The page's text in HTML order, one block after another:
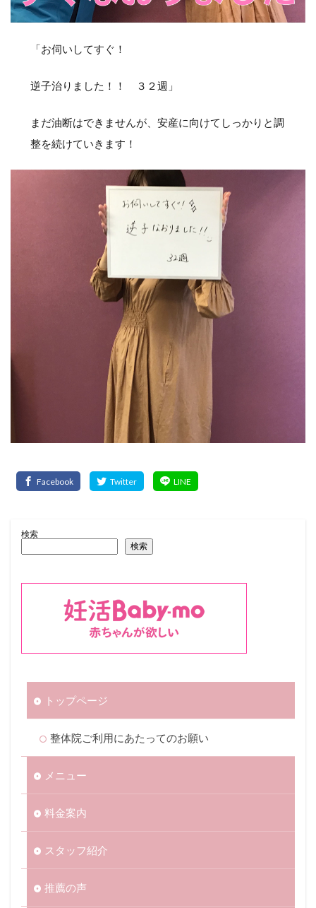
「お伺いしてすぐ！
逆子治りました！！ ３２週」
まだ油断はできませんが、安産に向けてしっかりと調
整を続けていきます！
検索
検索
トップページ
整体院ご利用にあたってのお願い
メニュー
料金案内
スタッフ紹介
推薦の声